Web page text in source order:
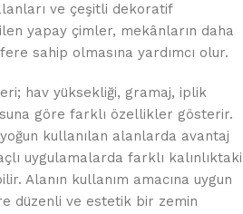
ve çeşitli dekoratif
yapay çimler, mekânların daha
sahip olmasına yardımcı olur.
hav yüksekliği, gramaj, iplik
göre farklı özellikler gösterir.
kullanılan alanlarda avantaj
uygulamalarda farklı kalınlıktaki
Alanın kullanım amacına uygun
düzenli ve estetik bir zemin